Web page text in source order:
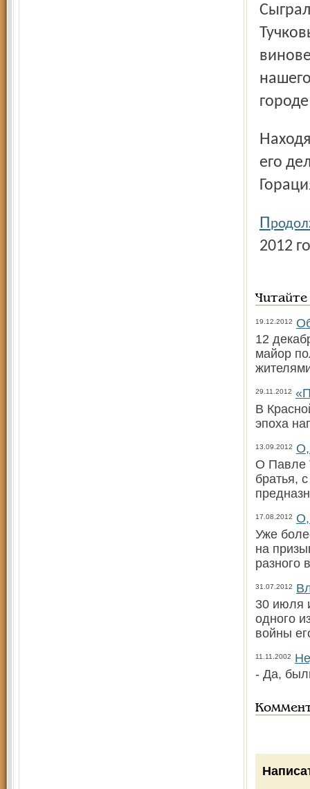
Находящийся в опале человек занимается интересующим
его
П
2012
19.12.2012
12
майор
29.11.2012
В
эпоха
13.09.2012
О,
О Павле
братья,
17.08.2012
О,
Уже
на
разного
31.07.2012
30 июля
одного
войны
11.11.2002
- Да,